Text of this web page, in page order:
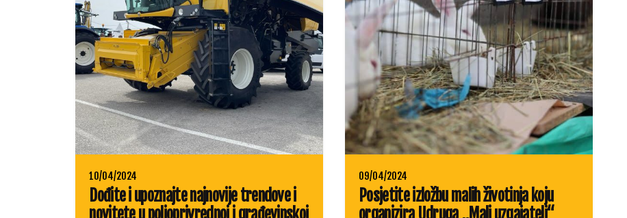
10/04/2024
Dođite i upoznajte najnovije trendove i
09/04/2024
Posjetite izložbu malih životinja koju